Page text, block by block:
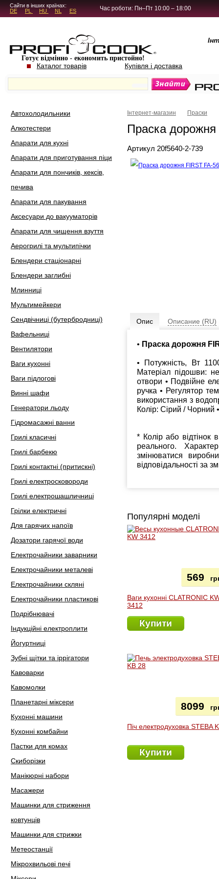
5.4.45Сайти в інших країнах:
DE
PL HU NL ES Час роботи: Пн–Пт 10:00 – 18:00
Готує відмінно - економить пристойно!
Каталог товарів Купівля і доставка
Автохолодильники
Алкотестери
Апарати для кухні
Апарати для приготування піци
Апарати для пончиків, кексів,
печива
Апарати для пакування
Аксесуари до вакууматорів
Апарати для чищення взуття
Аерогрилі та мультипічки
Блендери стаціонарні
Блендери заглибні
Млинниці
Мультимейкери
Сендвічниці (бутербродниці)
Вафельниці
Вентилятори
Ваги кухонні
Ваги підлогові
Винні шафи
Генератори льоду
Гідромасажні ванни
Грилі класичні
Грилі барбекю
Грилі контактні (притискні)
Грилі електросковороди
Грилі електрошашличниці
Грілки електричні
Для гарячих напоїв
Дозатори гарячої води
Електрочайники заварники
Електрочайники металеві
Електрочайники скляні
Електрочайники пластикові
Подрібнювачі
Індукційні електроплити
Йогуртниці
Зубні щітки та іррігатори
Кавоварки
Кавомолки
Планетарні міксери
Кухонні машини
Кухонні комбайни
Пастки для комах
Скиборізки
Манікюрні набори
Масажери
Машинки для стриження
ковтунців
Машинки для стрижки
Метеостанції
Мікрохвильові печі
Інтернет-магазин Праски
Праска
Артикул 20f5640-2-739
Опис Описание (RU)
• Праска дорожня
• Потужність, Вт
Матеріал підошви:
отвори • Подвійне
ручка • Регулятор
використання з
Колір: Сірий / Чорний •
* Колір або відтінок
реального.
змінюватися
відповідальності за
Популярні моделі
Ваги кухонні CLATRONIC
3412
569
Купити
Піч електродуховка STEBA
8099
Купити